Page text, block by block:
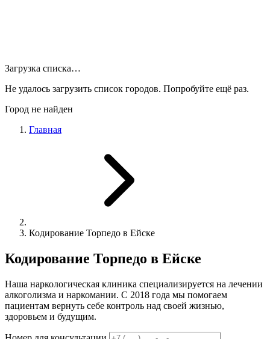
Загрузка списка…
Не удалось загрузить список городов. Попробуйте ещё раз.
Город не найден
Главная
Кодирование Торпедо в Ейске
Кодирование Торпедо в Ейске
Наша наркологическая клиника специализируется на лечении
алкоголизма и наркомании. С 2018 года мы помогаем
пациентам вернуть себе контроль над своей жизнью,
здоровьем и будущим.